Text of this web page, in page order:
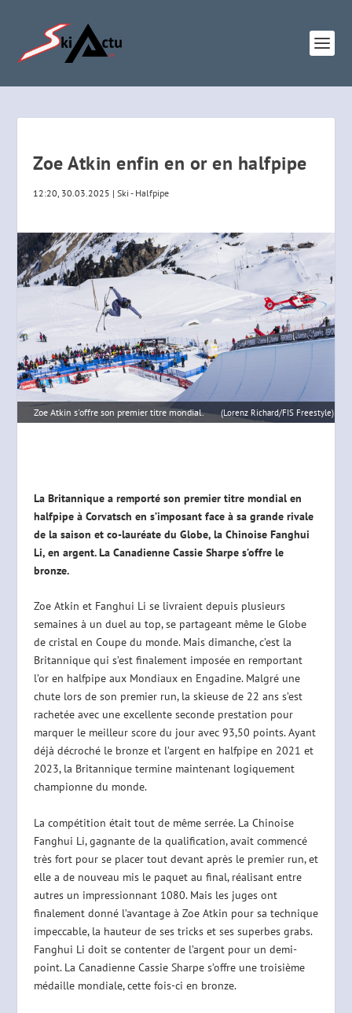
Zoe Atkin enfin en or en halfpipe
12:20, 30.03.2025 |Ski - Halfpipe
Zoe Atkin s'offre son premier titre mondial. (Lorenz Richard/FIS Freestyle)
La Britannique a remporté son premier titre mondial en
halfpipe à Corvatsch en s’imposant face à sa grande rivale
de la saison et co-lauréate du Globe, la Chinoise Fanghui
Li, en argent. La Canadienne Cassie Sharpe s’offre le
bronze.
Zoe Atkin et Fanghui Li se livraient depuis plusieurs
semaines à un duel au top, se partageant même le Globe
de cristal en Coupe du monde. Mais dimanche, c’est la
Britannique qui s’est finalement imposée en remportant
l’or en halfpipe aux Mondiaux en Engadine. Malgré une
chute lors de son premier run, la skieuse de 22 ans s’est
rachetée avec une excellente seconde prestation pour
marquer le meilleur score du jour avec 93,50 points. Ayant
déjà décroché le bronze et l’argent en halfpipe en 2021 et
2023, la Britannique termine maintenant logiquement
championne du monde.
La compétition était tout de même serrée. La Chinoise
Fanghui Li, gagnante de la qualification, avait commencé
très fort pour se placer tout devant après le premier run, et
elle a de nouveau mis le paquet au final, réalisant entre
autres un impressionnant 1080. Mais les juges ont
finalement donné l’avantage à Zoe Atkin pour sa technique
impeccable, la hauteur de ses tricks et ses superbes grabs.
Fanghui Li doit se contenter de l’argent pour un demi-
point. La Canadienne Cassie Sharpe s’offre une troisième
médaille mondiale, cette fois-ci en bronze.